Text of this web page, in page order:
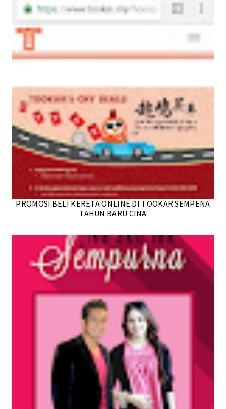
PROMOSI BELI KERETA ONLINE DI TOOKAR SEMPENA
TAHUN BARU CINA